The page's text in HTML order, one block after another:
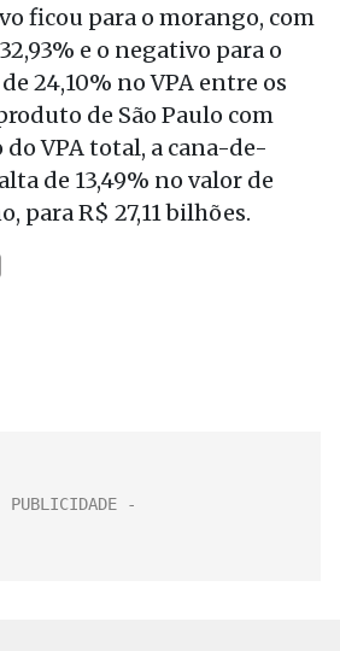
ficou para o morango, com
e o negativo para o
24,10% no VPA entre os
de São Paulo com
VPA total, a cana-de-
de 13,49% no valor de
para R$ 27,11 bilhões.